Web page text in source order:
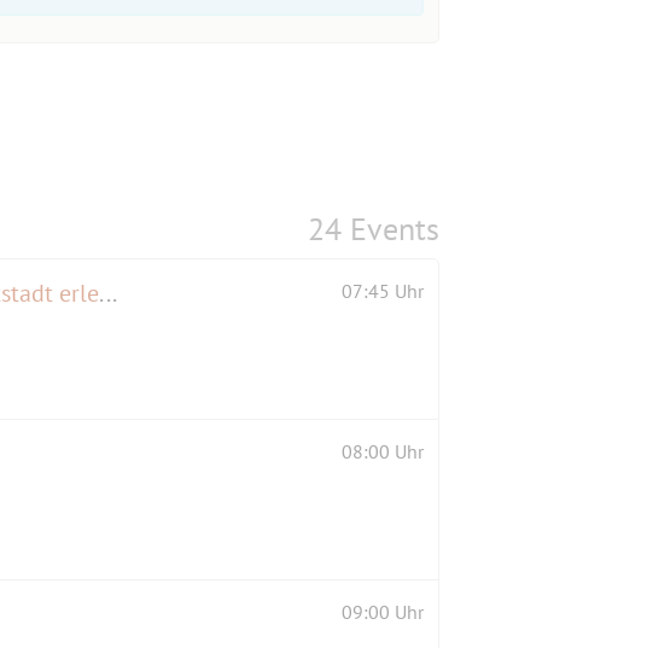
24 Events
Stadtbesichtigung - Burghausen "Weltlängste Burg und farbenfrohe Altstadt erleben" 07:45 Uhr
08:00 Uhr
09:00 Uhr